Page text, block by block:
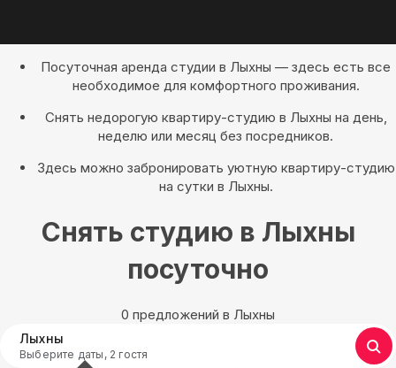
Посуточная аренда студии в Лыхны — здесь есть все
необходимое для комфортного проживания.
Снять недорогую квартиру-студию в Лыхны на день,
неделю или месяц без посредников.
Здесь можно забронировать уютную квартиру-студию
на сутки в Лыхны.
Снять студию в Лыхны
посуточно
0 предложений в Лыхны
Лыхны
Выберите даты, 2 гостя